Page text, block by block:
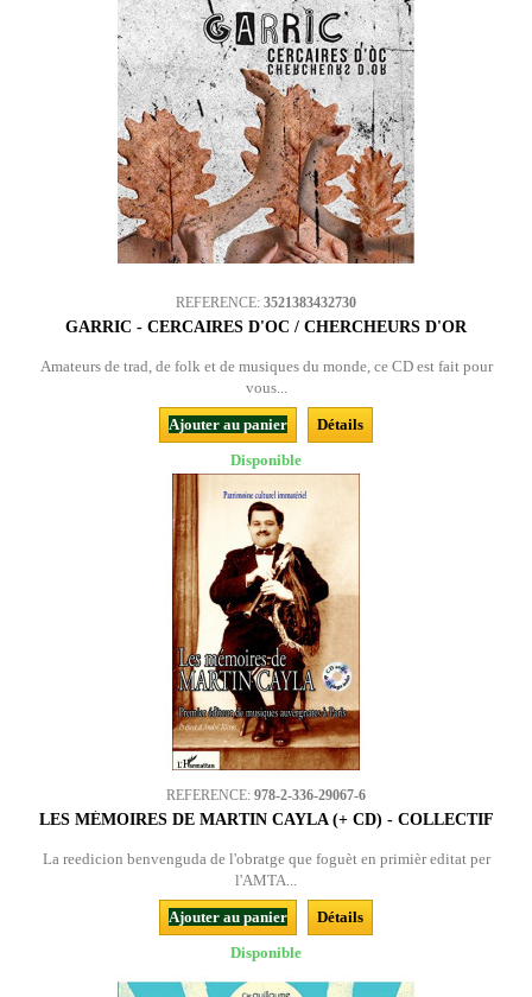
REFERENCE: 3521383432730
GARRIC - CERCAIRES D'OC / CHERCHEURS D'OR
Amateurs de trad, de folk et de musiques du monde, ce CD est fait pour
vous...
Ajouter au panier
Détails
Disponible
REFERENCE: 978-2-336-29067-6
LES MÉMOIRES DE MARTIN CAYLA (+ CD) - COLLECTIF
La reedicion benvenguda de l'obratge que foguèt en primièr editat per
l'AMTA...
Ajouter au panier
Détails
Disponible